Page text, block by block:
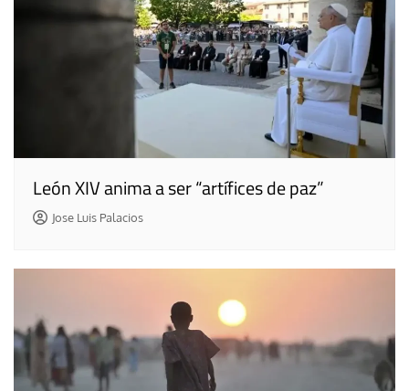
León XIV anima a ser “artífices de paz”
Jose Luis Palacios